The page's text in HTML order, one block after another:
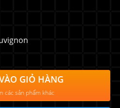
GIỎ HÀNG
các sản phẩm khác